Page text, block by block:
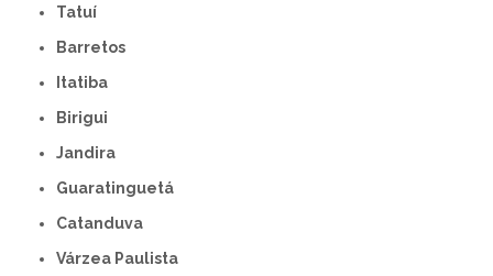
Tatuí
Barretos
Itatiba
Birigui
Jandira
Guaratinguetá
Catanduva
Várzea Paulista